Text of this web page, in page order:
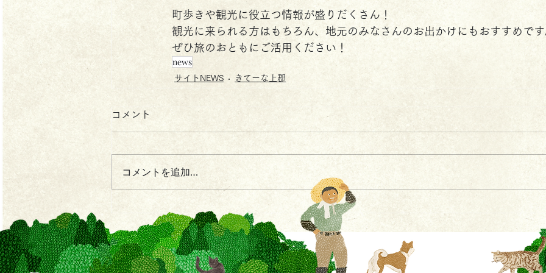
町歩きや観光に役立つ情報が盛りだくさん！
観光に来られる方はもちろん、地元のみなさんのお出かけにもおすすめで
ぜひ旅のおともにご活用ください！
news
サイトNEWS きてーな上郡
コメント
コメントを追加…